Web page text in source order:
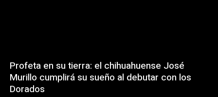
Profeta en su tierra: el chihuahuense José
Murillo cumplirá su sueño al debutar con los
Dorados